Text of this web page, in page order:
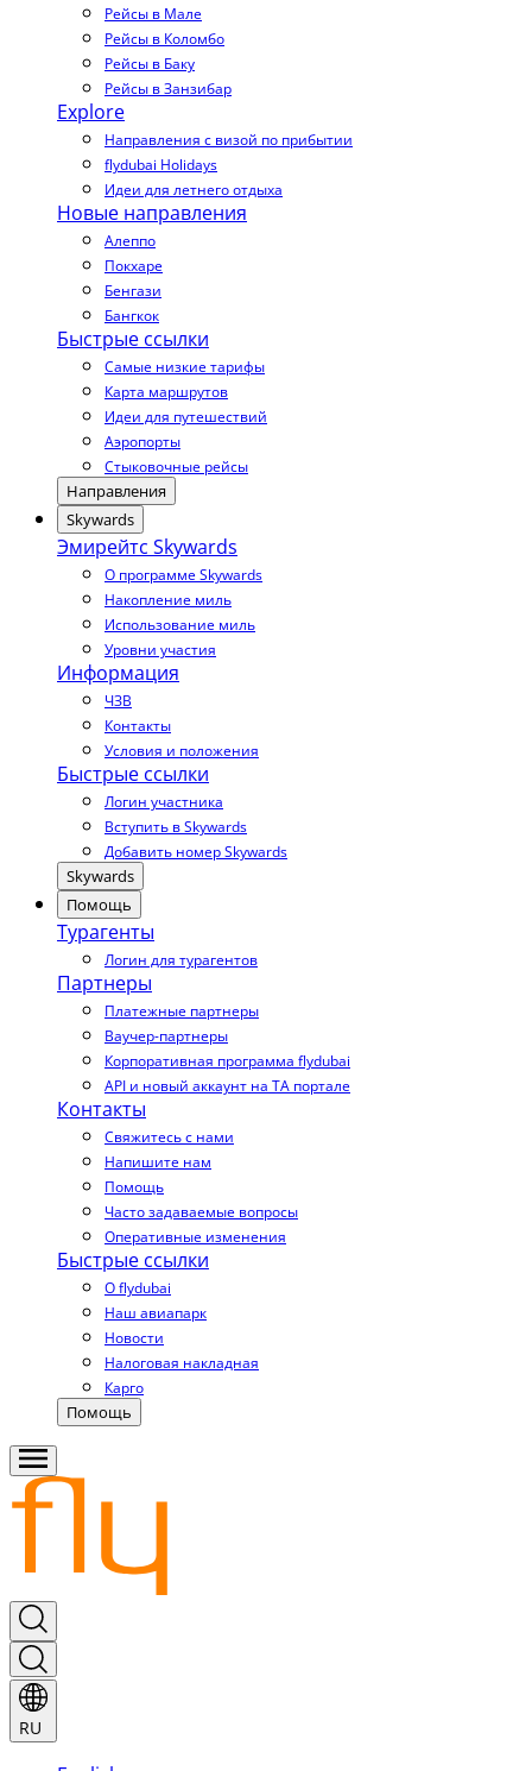
Рейсы в Мале
Рейсы в Коломбо
Рейсы в Баку
Рейсы в Занзибар
Explore
Направления с визой по прибытии
flydubai Holidays
Идеи для летнего отдыха
Новые направления
Алеппо
Покхаре
Бенгази
Бангкок
Быстрые ссылки
Самые низкие тарифы
Карта маршрутов
Идеи для путешествий
Аэропорты
Стыковочные рейсы
Направления
Skywards
Эмирейтс Skywards
О программе Skywards
Накопление миль
Использование миль
Уровни участия
Информация
ЧЗВ
Контакты
Условия и положения
Быстрые ссылки
Логин участника
Вступить в Skywards
Добавить номер Skywards
Skywards
Помощь
Турагенты
Логин для турагентов
Партнеры
Платежные партнеры
Ваучер-партнеры
Корпоративная программа flydubai
API и новый аккаунт на TA портале
Контакты
Свяжитесь с нами
Напишите нам
Помощь
Часто задаваемые вопросы
Оперативные изменения
Быстрые ссылки
О flydubai
Наш авиапарк
Новости
Налоговая накладная
Карго
Помощь
RU